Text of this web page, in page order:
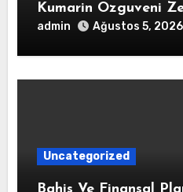
Kumarin Ozguveni
admin Ağustos 5, 2026
Uncategorized